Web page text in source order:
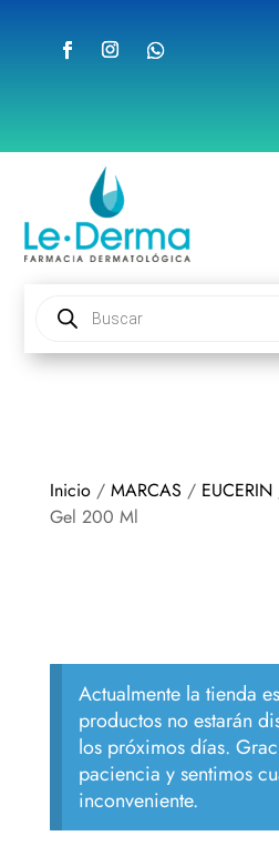
Búsqueda
Inicio/ MARCAS / EUCERIN
Gel 200 Ml
Actualmente la tienda
productos no estarán
los próximos días.
paciencia y sentimos
inconveniente.